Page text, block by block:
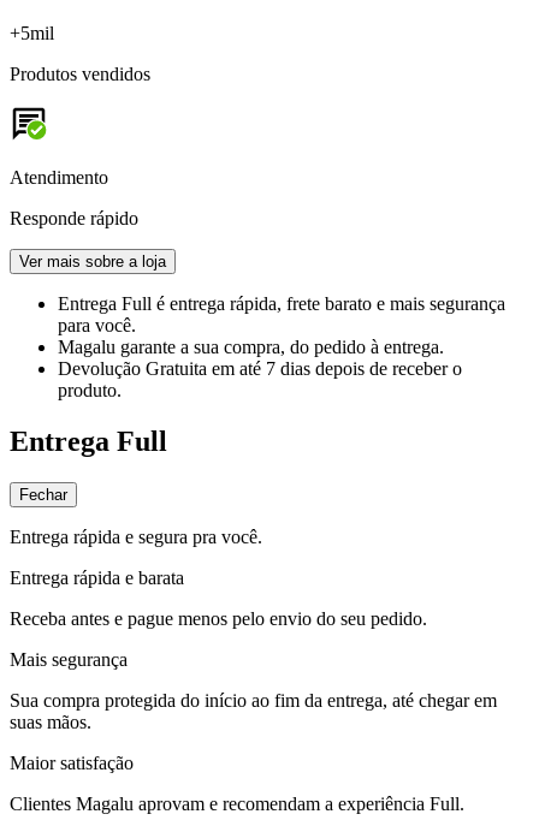
+5mil
Produtos vendidos
Atendimento
Responde rápido
Ver mais sobre a loja
Entrega Full é entrega rápida, frete barato e mais segurança
para você.
Magalu garante a sua compra, do pedido à entrega.
Devolução Gratuita em até 7 dias depois de receber o
produto.
Entrega Full
Fechar
Entrega rápida e segura pra você.
Entrega rápida e barata
Receba antes e pague menos pelo envio do seu pedido.
Mais segurança
Sua compra protegida do início ao fim da entrega, até chegar em
suas mãos.
Maior satisfação
Clientes Magalu aprovam e recomendam a experiência Full.